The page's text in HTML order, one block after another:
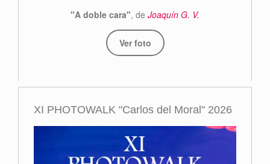
"A doble cara", de Joaquín G. V.
Ver foto
XI PHOTOWALK "Carlos del Moral" 2026